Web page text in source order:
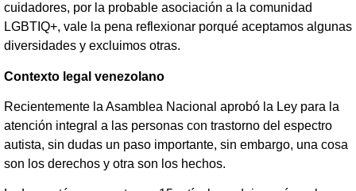
cuidadores, por la probable asociación a la comunidad
LGBTIQ+, vale la pena reflexionar porqué aceptamos algunas
diversidades y excluimos otras.
Contexto legal venezolano
Recientemente la Asamblea Nacional aprobó la Ley para la
atención integral a las personas con trastorno del espectro
autista, sin dudas un paso importante, sin embargo, una cosa
son los derechos y otra son los hechos.